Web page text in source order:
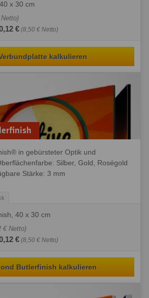
x 30 cm
€ (8,50 € Netto)
kalkulieren
in gebürsteter Optik und
Silber, Gold, Roségold
Stärke: 3 mm
40 x 30 cm
€ Netto)
€ (8,50 € Netto)
Butlerfinish kalkulieren